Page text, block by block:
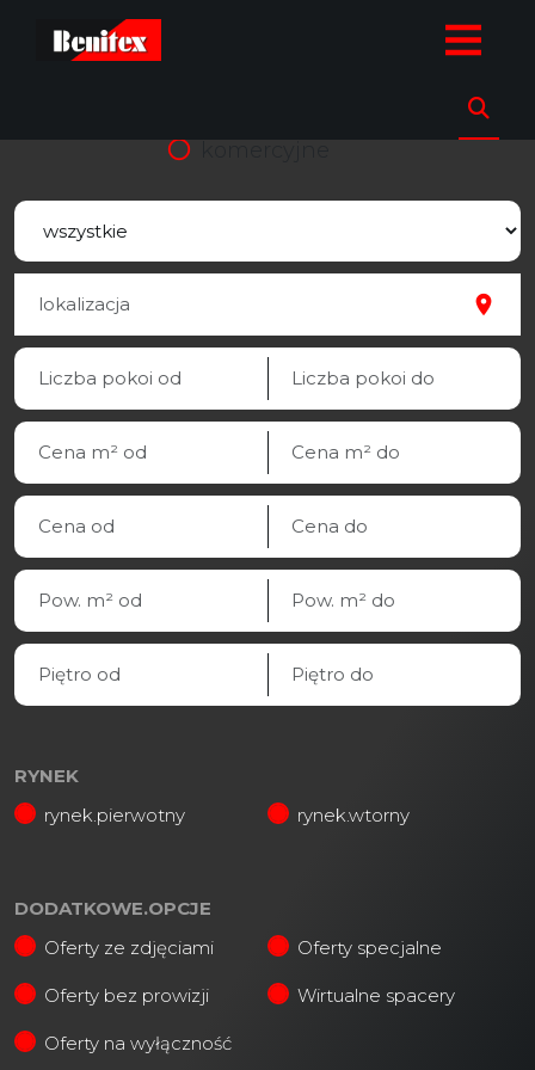
strona.glowna Oferty
RYNEK
rynek.pierwotny
rynek.wtorny
DODATKOWE.OPCJE
Oferty ze zdjęciami
Oferty specjalne
Oferty bez prowizji Wirtualne spacery
Oferty na wyłączność